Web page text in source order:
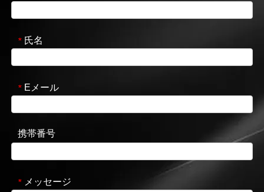
* 氏名
* Eメール
携帯番号
* メッセージ